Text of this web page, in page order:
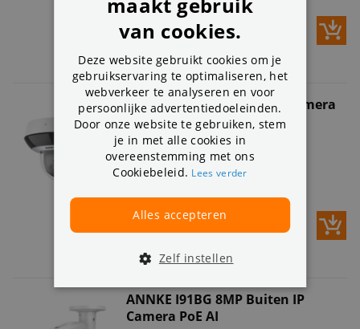
232,99
Op voorraad
ANNKE I91BK 4MP PTZ IP Camera
PoE AI
Super HD resolutie: 2560 X 1440px
Connect via:PoE
337,48
163,99
Op voorraad
ANNKE I91BG 8MP Buiten IP
Camera PoE AI
van cookies.
Deze website gebruikt cookies om je
gebruikservaring te optimaliseren, het
webverkeer te analyseren en voor
persoonlijke advertentiedoeleinden.
Door onze website te gebruiken, stem
je in met alle cookies in
overeenstemming met ons
Cookiebeleid. Lees verder
Alles accepteren
Zelf instellen